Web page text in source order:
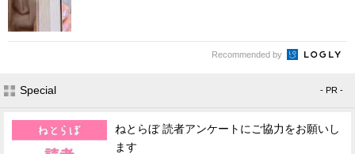
Recommended by
Special - PR -
ねとらぼ 読者アンケートにご協力をお願いし
ます